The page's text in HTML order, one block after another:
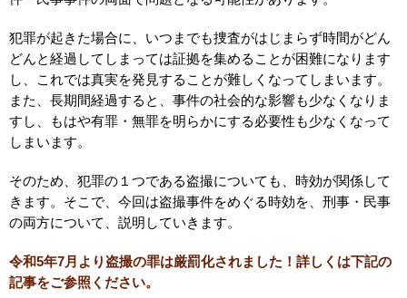
犯罪が起きた場合に、いつまでも捜査がはじまらず時間がどん
どんと経過してしまっては証拠を集めることが困難になります
し、これでは真実を発見することが難しくなってしまいます。
また、長期間経過すると、事件の社会的な影響も少なくなりま
すし、もはや有罪・無罪を明らかにする必要性も少なくなって
しまいます。
そのため、犯罪の１つである盗撮についても、時効が関係して
きます。そこで、今回は盗撮事件をめぐる時効を、刑事・民事
の両方について、説明していきます。
令和5年7月より盗撮の罪は厳罰化されました！詳しくは下記の
記事をご参照ください。